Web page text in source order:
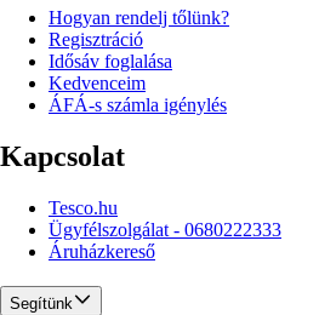
Hogyan rendelj tőlünk?
Regisztráció
Idősáv foglalása
Kedvenceim
ÁFÁ-s számla igénylés
Kapcsolat
Tesco.hu
Ügyfélszolgálat - 0680222333
Áruházkereső
Segítünk